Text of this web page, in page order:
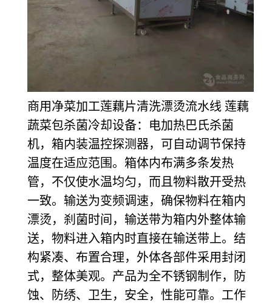
商用净菜加工莲藕片清洗漂烫流水线 莲藕
蔬菜包杀菌冷却设备： 电加热巴氏杀菌
机，箱内装温控探测器，可自动调节保持
温度在适应范围。箱体内布满多条发热
管，不仅使水温均匀，而且物料散开受热
一致。输送为变频调速，确保物料在箱内
漂烫，刹菌时间，输送带为箱内外整体输
送，物料进入箱内时直接在输送带上。结
构紧凑、布置合理，外体各部件采用封闭
式，整体美观。产品为全不锈钢制作，防
蚀、防绣、卫生，安全，性能可靠。工作